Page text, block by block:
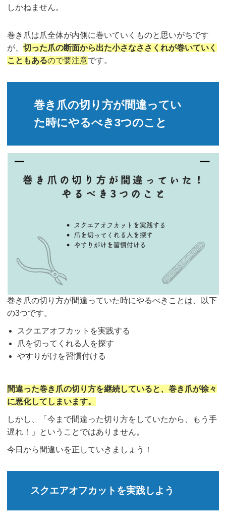
しかねません。
巻き爪は爪全体が内側に巻いていくものと思いがちです
が、切った爪の断面から出た小さなささくれが巻いていく
こともあるので要注意です。
巻き爪の切り方が間違ってい
た時にやるべき3つのこと
巻き爪の切り方が間違っていた時にやるべきことは、以下
の3つです。
スクエアオフカットを実践する
爪を切ってくれる人を探す
やすりがけを習慣付ける
間違った巻き爪の切り方を継続していると、巻き爪が徐々
に悪化してしまいます。
しかし、「今まで間違った切り方をしていたから、もう手
遅れ！」ということではありません。
今日から間違いを正していきましょう！
スクエアオフカットを実践しよう